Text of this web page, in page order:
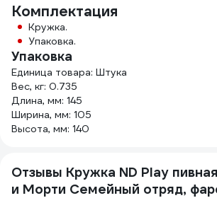
Комплектация
Кружка.
Упаковка.
Упаковка
Единица товара: Штука
Вес, кг: 0.735
Длина, мм: 145
Ширина, мм: 105
Высота, мм: 140
Отзывы Кружка ND Play
и Морти Семейный отряд,